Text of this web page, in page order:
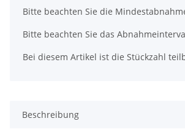
x
Bitte beachten Sie die
Bitte beachten Sie das
Bei diesem Artikel ist die Stückzahl
Beschreibung